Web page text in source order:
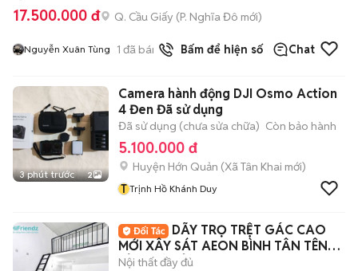
17.500.000 đ Q. Cầu Giấy (P. Nghĩa Đô mới)
Nguyễn Xuân Tùng 1 đã bán Bấm để hiện số Chat
3 phút trước 2
Camera hành động DJI Osmo Action
4 Đen Đã sử dụng
Đã sử dụng (chưa sửa chữa) Còn bảo hành
5.100.000 đ
Huyện Hớn Quản (Xã Tân Khai mới)
T Trịnh Hồ Khánh Duy
DÃY TRỌ TRỆT GÁC CAO
MỚI XÂY SÁT AEON BÌNH TÂN TÊN
LỬA MỚI TỈNH LỘ 10
Nội thất đầy đủ